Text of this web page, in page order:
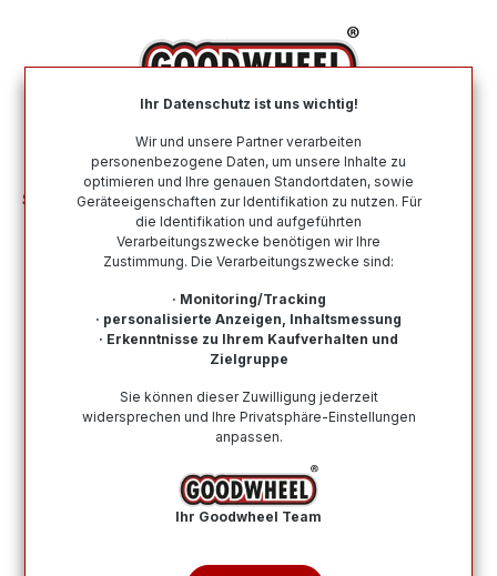
Sommerreifen
Sommerreifen online kaufen bei
Angesichts des großen Sortiments an Sommerreifen
erweist sich die Entscheidung für ein Profil oftmals als
lauten die Kriterien, wenn es um die Wahl des
geeigneten Sommerreifens geht. Bei Goodwheel
können Sie online aus über 15.000 Sommerreifen den
passenden auswählen.
Wie finde ich meine Reifengröße?
Ihr Datenschutz ist uns wichtig!
Wir und unsere Partner verarbeiten
personenbezogene Daten, um unsere Inhalte zu
optimieren und Ihre genauen Standortdaten, sowie
Geräteeigenschaften zur Identifikation zu nutzen. Für
die Identifikation und aufgeführten
Verarbeitungszwecke benötigen wir Ihre
Zustimmung. Die Verarbeitungszwecke sind:
· Monitoring/Tracking
· personalisierte Anzeigen, Inhaltsmessung
· Erkenntnisse zu Ihrem Kaufverhalten und
Zielgruppe
Sie können dieser Zuwilligung jederzeit
widersprechen und Ihre Privatsphäre-Einstellungen
anpassen.
Ihr Goodwheel Team